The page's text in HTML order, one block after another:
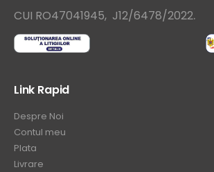
CUI RO47041945, J12/6478/2022.
Link Rapid
Despre Noi
Contul meu
Plata
Livrare